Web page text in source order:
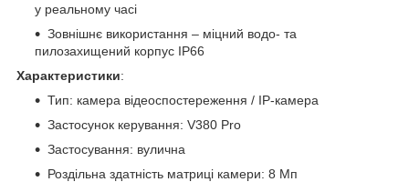
у реальному часі
Зовнішнє використання – міцний водо- та
пилозахищений корпус IP66
Характеристики:
Тип: камера відеоспостереження / IP-камера
Застосунок керування: V380 Pro
Застосування: вулична
Роздільна здатність матриці камери: 8 Мп